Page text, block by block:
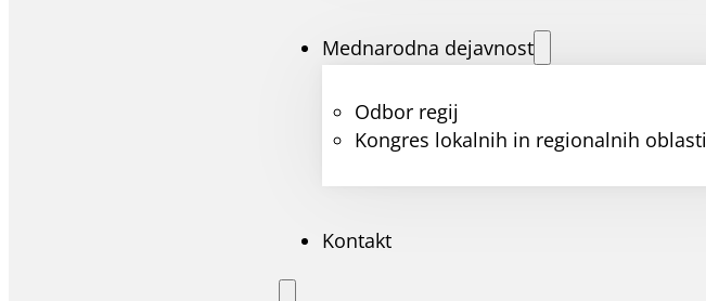
Mednarodna dejavnost
Odbor regij
Kongres lokalnih in regionalnih oblasti
Kontakt